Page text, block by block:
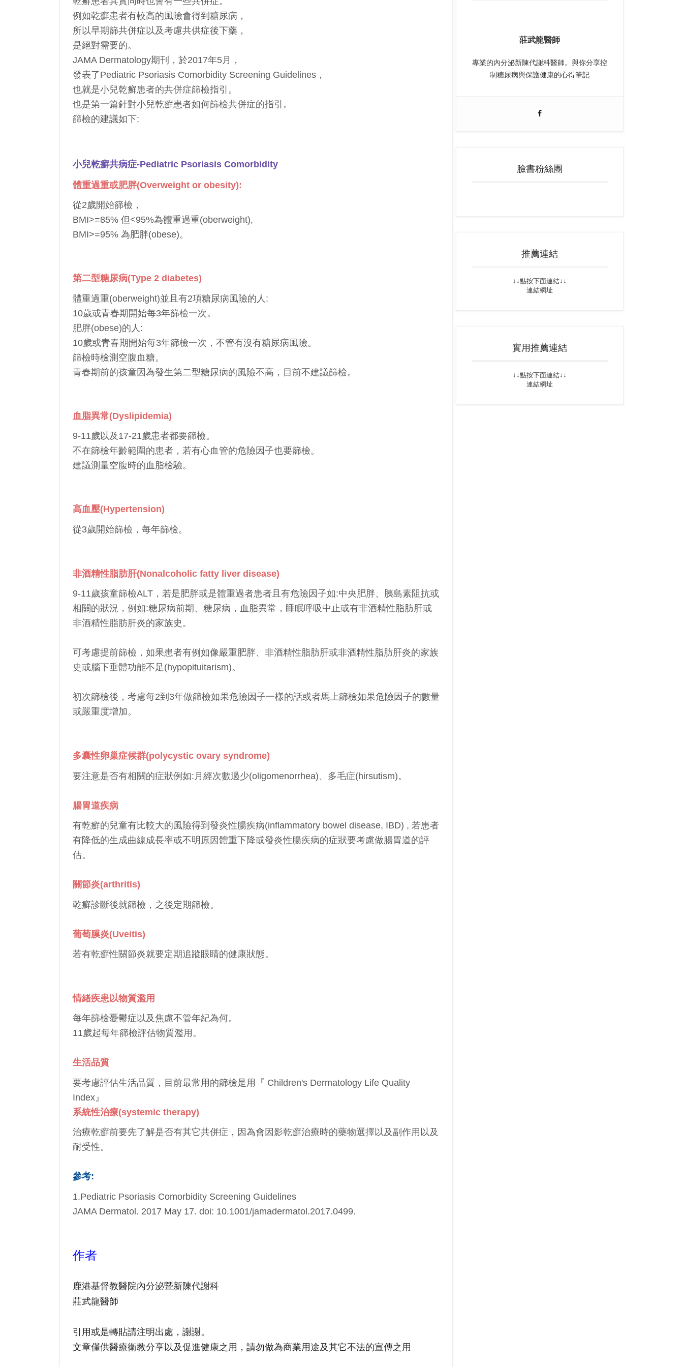
例如乾癬患者有較高的風險會得到糖尿病，
所以早期篩共併症以及考慮共供症後下藥，
是絕對需要的。
JAMA Dermatology期刊，於2017年5月，
發表了Pediatric Psoriasis Comorbidity Screening Guidelines，
也就是小兒乾癬患者的共併症篩檢指引。
也是第一篇針對小兒乾癬患者如何篩檢共併症的指引。
篩檢的建議如下:
小兒乾癬共病症-Pediatric Psoriasis Comorbidity
體重過重或肥胖(Overweight or obesity):
從2歲開始篩檢，
BMI>=85% 但<95%為體重過重(oberweight),
BMI>=95% 為肥胖(obese)。
第二型糖尿病(Type 2 diabetes)
體重過重(oberweight)並且有2項糖尿病風險的人:
10歲或青春期開始每3年篩檢一次。
肥胖(obese)的人:
10歲或青春期開始每3年篩檢一次，不管有沒有糖尿病風險。
篩檢時檢測空腹血糖。
青春期前的孩童因為發生第二型糖尿病的風險不高，目前不建議篩檢。
血脂異常(Dyslipidemia)
9-11歲以及17-21歲患者都要篩檢。
不在篩檢年齡範圍的患者，若有心血管的危險因子也要篩檢。
建議測量空腹時的血脂檢驗。
高血壓(Hypertension)
從3歲開始篩檢，每年篩檢。
非酒精性脂肪肝(Nonalcoholic fatty liver disease)
9-11歲孩童篩檢ALT，若是肥胖或是體重過者患者且有危險因子如:中央肥胖、胰島素阻抗或
相關的狀況，例如:糖尿病前期、糖尿病，血脂異常，睡眠呼吸中止或有非酒精性脂肪肝或
非酒精性脂肪肝炎的家族史。
可考慮提前篩檢，如果患者有例如像嚴重肥胖、非酒精性脂肪肝或非酒精性脂肪肝炎的家族
史或腦下垂體功能不足(hypopituitarism)。
初次篩檢後，考慮每2到3年做篩檢如果危險因子一樣的話或者馬上篩檢如果危險因子的數量
或嚴重度增加。
多囊性卵巢症候群(polycystic ovary syndrome)
要注意是否有相關的症狀例如:月經次數過少(oligomenorrhea)、多毛症(hirsutism)。
腸胃道疾病
有乾癬的兒童有比較大的風險得到發炎性腸疾病(inflammatory bowel disease, IBD) , 若患者
有降低的生成曲線成長率或不明原因體重下降或發炎性腸疾病的症狀要考慮做腸胃道的評
估。
關節炎(arthritis)
乾癬診斷後就篩檢，之後定期篩檢。
葡萄膜炎(Uveitis)
若有乾癬性關節炎就要定期追蹤眼睛的健康狀態。
情緒疾患以物質濫用
每年篩檢憂鬱症以及焦慮不管年紀為何。
11歲起每年篩檢評估物質濫用。
生活品質
要考慮評估生活品質，目前最常用的篩檢是用『 Children's Dermatology Life Quality
Index』
系統性治療(systemic therapy)
治療乾癬前要先了解是否有其它共併症，因為會因影乾癬治療時的藥物選擇以及副作用以及
耐受性。
參考:
1.Pediatric Psoriasis Comorbidity Screening Guidelines
JAMA Dermatol. 2017 May 17. doi: 10.1001/jamadermatol.2017.0499.
作者
鹿港基督教醫院內分泌暨新陳代謝科
莊武龍醫師
引用或是轉貼請注明出處，謝謝。
文章僅供醫療衛教分享以及促進健康之用，請勿做為商業用途及其它不法的宣傳之用
莊武龍醫師
專業的內分泌新陳代謝科醫師。與你分享控
制糖尿病與保護健康的心得筆記
臉書粉絲團
推薦連結
↓↓點按下面連結↓↓
連結網址
實用推薦連結
↓↓點按下面連結↓↓
連結網址